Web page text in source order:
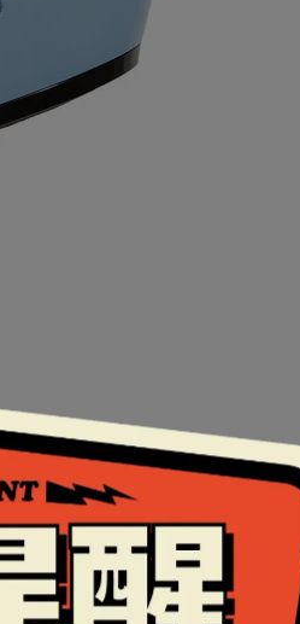
用腳踩也不會破。